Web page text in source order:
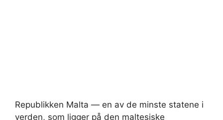
Republikken Malta — en av de minste statene i
verden, som ligger på den maltesiske